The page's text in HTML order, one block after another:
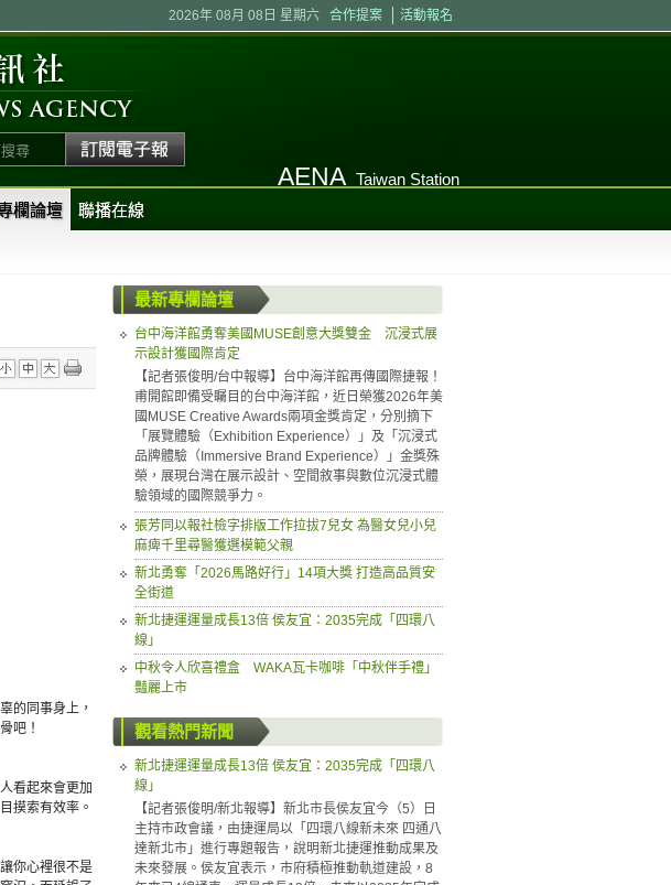
2026年 08月 08日 星期六 合作提案 活動報名
AENA Taiwan Station
欄論壇 聯播在線
的同事身上，
吧！
看起來會更加
摸索有效率。
你心裡很不是
最新專欄論壇
台中海洋館勇奪美國MUSE創意大獎雙金 沉浸式展
示設計獲國際肯定
【記者張俊明/台中報導】台中海洋館再傳國際捷報！
甫開館即備受矚目的台中海洋館，近日榮獲2026年美
國MUSE Creative Awards兩項金獎肯定，分別摘下
「展覽體驗（Exhibition Experience）」及「沉浸式
品牌體驗（Immersive Brand Experience）」金獎殊
榮，展現台灣在展示設計、空間敘事與數位沉浸式體
驗領域的國際競爭力。
張芳同以報社檢字排版工作拉拔7兒女 為醫女兒小兒
麻痺千里尋醫獲選模範父親
新北勇奪「2026馬路好行」14項大獎 打造高品質安
全街道
新北捷運運量成長13倍 侯友宜：2035完成「四環八
線」
中秋令人欣喜禮盒 WAKA瓦卡咖啡「中秋伴手禮」
豔麗上市
觀看熱門新聞
新北捷運運量成長13倍 侯友宜：2035完成「四環八
線」
【記者張俊明/新北報導】新北市長侯友宜今（5）日
主持市政會議，由捷運局以「四環八線新未來 四通八
達新北市」進行專題報告，說明新北捷運推動成果及
未來發展。侯友宜表示，市府積極推動軌道建設，8